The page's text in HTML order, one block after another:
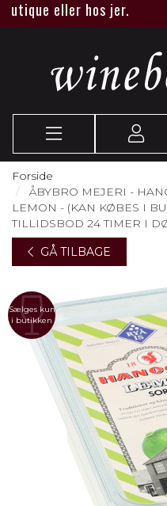
eller hos jer.
Forside
ÅBYBRO MEJERI -
LEMON - (KAN KØBES I
TILLIDSBOD 24 TIMER I
GÅ TILBAGE
Sælges kun
i butikken